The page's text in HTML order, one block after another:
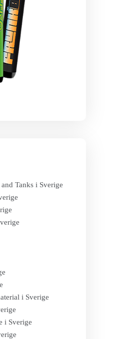
Tanks i Sverige
i Sverige
i Sverige